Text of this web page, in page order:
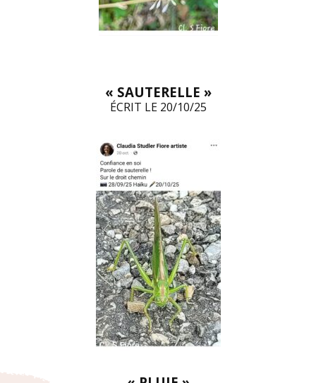
« SAUTERELLE »
ÉCRIT LE 20/10/25